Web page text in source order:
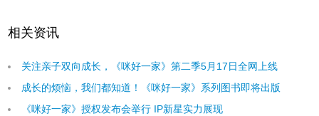
相关资讯
关注亲子双向成长，《咪好一家》第二季5月17日全网上线
成长的烦恼，我们都知道！《咪好一家》系列图书即将出版
《咪好一家》授权发布会举行 IP新星实力展现